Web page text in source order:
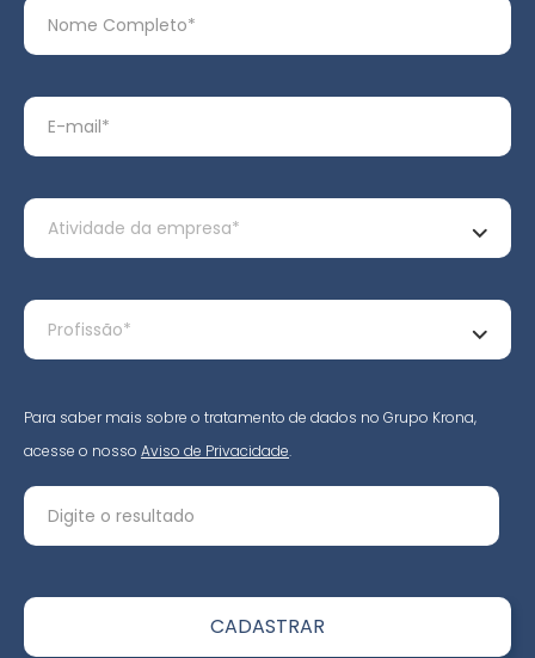
Para saber mais sobre o tratamento de dados no Grupo Krona,
acesse o nosso Aviso de Privacidade.